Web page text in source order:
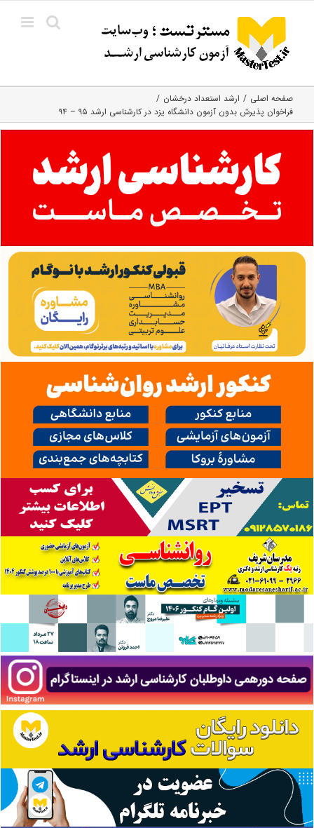
content
صفحه اصلی
ارشد استعداد درخشان
فراخوان پذیرش بدون آزمون دانشگاه یزد در کارشناسی ارشد ۹۵ – ۹۴